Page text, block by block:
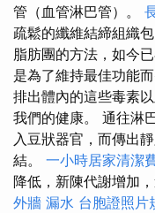
管（血管淋巴管）。
疏鬆的纖維結締組織包
脂肪團的方法，如今
是為了維持最佳功能
排出體內的這些毒素
我們的健康。 通往淋
入豆狀器官，而傳出
結。 一小時居家清潔
降低，新陳代謝增加
外牆 漏水 台胞證照片